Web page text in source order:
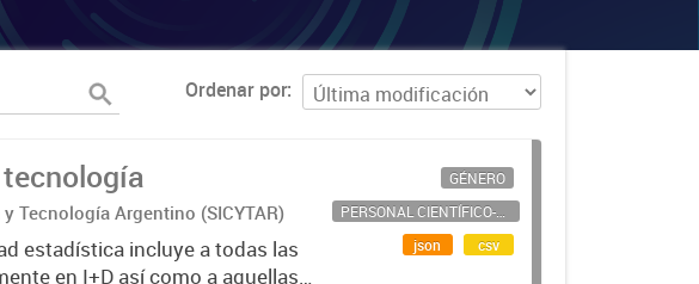
Ordenar por
Tecnología Argentino (SICYTAR)
estadística incluye a todas las
en I+D así como a aquellas
GÉNERO
PERSONAL CIENTÍFICO-TECNOLÓGICO
json
csv